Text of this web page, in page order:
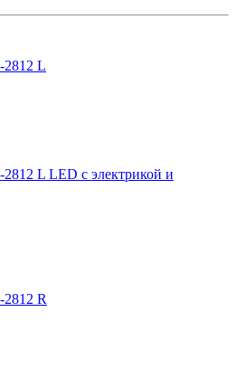
2812 L
L LED с электрикой и
R